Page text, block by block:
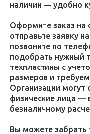
наличии — удобно
Оформите заказ на
отправьте заявку
позвоните по
подобрать нужный
техпластины с
размеров и
Организации могут
физические лица —
безналичному
Вы можете забрать